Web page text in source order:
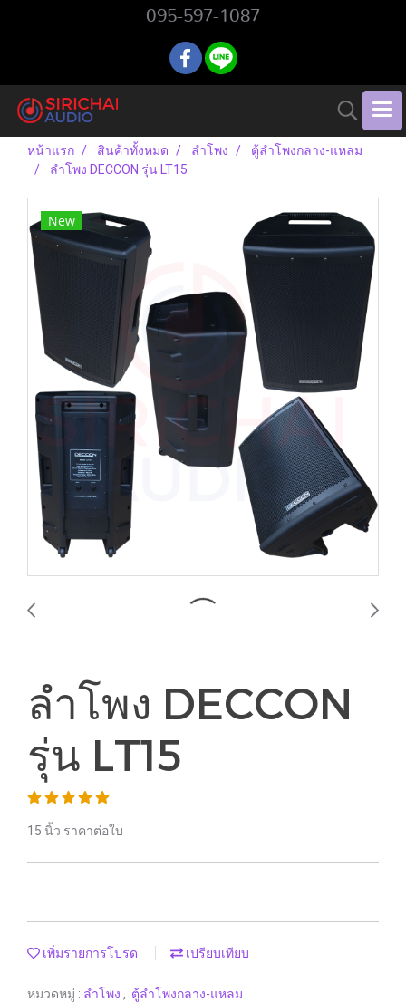
095-597-1087
หน้าแรก สินค้าทั้งหมด ลำโพง
ตู้ลำโพงกลาง-แหลม
ลำโพง DECCON รุ่น LT15
New
ลำโพง DECCON
รุ่น LT15
15 นิ้ว ราคาต่อใบ
เพิ่มรายการโปรด เปรียบเทียบ
หมวดหมู่ : ลำโพง , ตู้ลำโพงกลาง-แหลม